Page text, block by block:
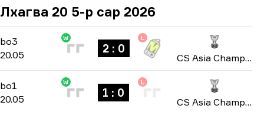
Лхагва 20 5-р сар 2026
bo3 -bo3
20.05
W
2 : 0
L
CS Asia Championships 2026
bo1 -bo1
20.05
W
1 : 0
L
CS Asia Championships 2026